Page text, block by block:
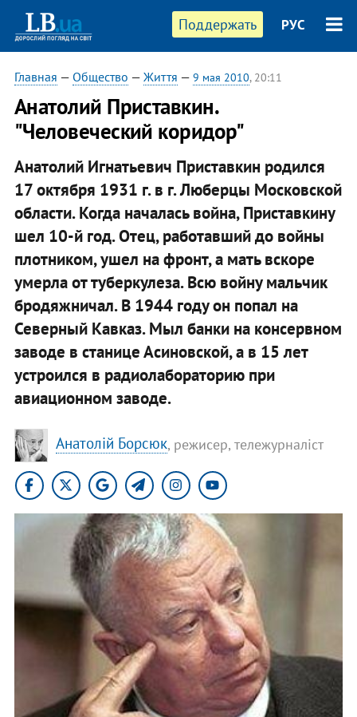
Поддержать РУС
Главная — Общество — Життя — 9 мая 2010, 20:11
Анатолий Приставкин.
"Человеческий коридор"
Анатолий Игнатьевич Приставкин родился
17 октября 1931 г. в г. Люберцы Московской
области. Когда началась война, Приставкину
шел 10-й год. Отец, работавший до войны
плотником, ушел на фронт, а мать вскоре
умерла от туберкулеза. Всю войну мальчик
бродяжничал. В 1944 году он попал на
Северный Кавказ. Мыл банки на консервном
заводе в станице Асиновской, а в 15 лет
устроился в радиолабораторию при
авиационном заводе.
Анатолій Борсюк, режисер, тележурналіст